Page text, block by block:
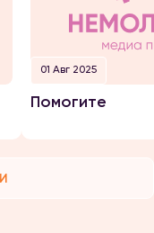
01 Авг 2025
Помогите